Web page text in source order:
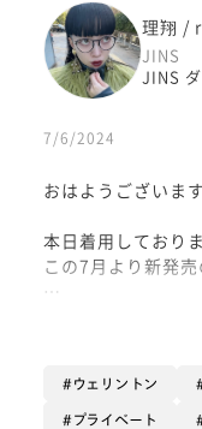
理翔 /
JINS
JINS
7/6/2024
おはようございま
本日着用しており
この7月より新発
こちらは「オレン
何だか惹かれる
ウェリントン
プライベート